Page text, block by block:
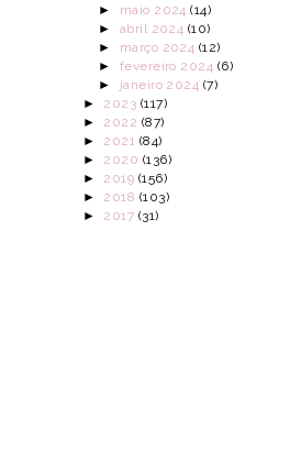
► maio 2024(14)
► abril 2024 (10)
► março 2024 (12)
► fevereiro 2024 (6)
► janeiro 2024 (7)
► 2023 (117)
► 2022 (87)
► 2021 (84)
► 2020 (136)
► 2019 (156)
► 2018 (103)
► 2017 (31)